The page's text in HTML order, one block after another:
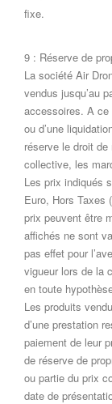
fixe.
9 : Réserve de
La société Air
vendus jusqu’au
accessoires. A ce
ou d’une
réserve le droit
collective, les
Les prix indiqués
Euro, Hors Taxes
prix peuvent être
affichés ne sont
pas effet pour
vigueur lors de la
en toute
Les produits
d’une prestation
paiement de leur
de réserve de
ou partie du prix
date de